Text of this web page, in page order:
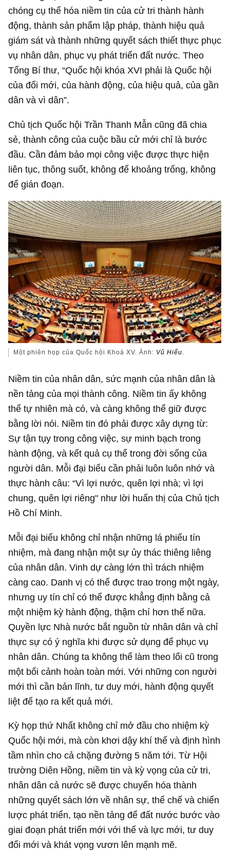
chóng cụ thể hóa niềm tin của cử tri thành hành
động, thành sản phẩm lập pháp, thành hiệu quả
giám sát và thành những quyết sách thiết thực phục
vụ nhân dân, phục vụ phát triển đất nước. Theo
Tổng Bí thư, “Quốc hội khóa XVI phải là Quốc hội
của đổi mới, của hành động, của hiệu quả, của gần
dân và vì dân”.
Chủ tịch Quốc hội Trần Thanh Mẫn cũng đã chia
sẻ, thành công của cuộc bầu cử mới chỉ là bước
đầu. Cần đảm bảo mọi công việc được thực hiện
liên tục, thông suốt, không để khoảng trống, không
để gián đoạn.
Một phiên họp của Quốc hội Khoá XV. Ảnh: Vũ Hiếu.
Niềm tin của nhân dân, sức mạnh của nhân dân là
nền tảng của mọi thành công. Niềm tin ấy không
thể tự nhiên mà có, và càng không thể giữ được
bằng lời nói. Niềm tin đó phải được xây dựng từ:
Sự tận tụy trong công việc, sự minh bạch trong
hành động, và kết quả cụ thể trong đời sống của
người dân. Mỗi đại biểu cần phải luôn luôn nhớ và
thực hành câu: “Vì lợi nước, quên lợi nhà; vì lợi
chung, quên lợi riêng" như lời huấn thị của Chủ tịch
Hồ Chí Minh.
Mỗi đại biểu không chỉ nhận những lá phiếu tín
nhiệm, mà đang nhận một sự ủy thác thiêng liêng
của nhân dân. Vinh dự càng lớn thì trách nhiệm
càng cao. Danh vị có thể được trao trong một ngày,
nhưng uy tín chỉ có thể được khẳng định bằng cả
một nhiệm kỳ hành động, thậm chí hơn thế nữa.
Quyền lực Nhà nước bắt nguồn từ nhân dân và chỉ
thực sự có ý nghĩa khi được sử dụng để phục vụ
nhân dân. Chúng ta không thể làm theo lối cũ trong
một bối cảnh hoàn toàn mới. Với những con người
mới thì cần bản lĩnh, tư duy mới, hành động quyết
liệt để tạo ra kết quả mới.
Kỳ họp thứ Nhất không chỉ mở đầu cho nhiệm kỳ
Quốc hội mới, mà còn khơi dậy khí thế và định hình
tầm nhìn cho cả chặng đường 5 năm tới. Từ Hội
trường Diên Hồng, niềm tin và kỳ vọng của cử tri,
nhân dân cả nước sẽ được chuyển hóa thành
những quyết sách lớn về nhân sự, thể chế và chiến
lược phát triển, tạo nền tảng để đất nước bước vào
giai đoạn phát triển mới với thế và lực mới, tư duy
đổi mới và khát vọng vươn lên mạnh mẽ.